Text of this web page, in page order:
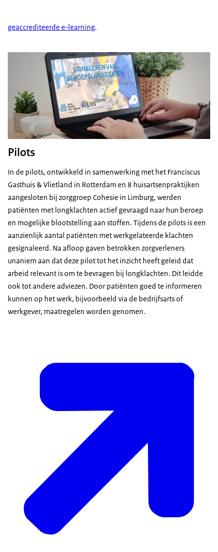
geaccrediteerde e-learning.
Pilots
In de pilots, ontwikkeld in samenwerking met het Franciscus
Gasthuis & Vlietland in Rotterdam en 8 huisartsenpraktijken
aangesloten bij zorggroep Cohesie in Limburg, werden
patiënten met longklachten actief gevraagd naar hun beroep
en mogelijke blootstelling aan stoffen. Tijdens de pilots is een
aanzienlijk aantal patiënten met werkgelateerde klachten
gesignaleerd. Na afloop gaven betrokken zorgverleners
unaniem aan dat deze pilottot het inzicht heeft geleid dat
arbeid relevant is om te bevragen bij longklachten. Dit leidde
ook tot andere adviezen. Door patiënten goed te informeren
kunnen op het werk, bijvoorbeeld via de bedrijfsarts of
werkgever, maatregelen worden genomen.